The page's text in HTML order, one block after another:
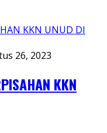
26, 2023
KKN